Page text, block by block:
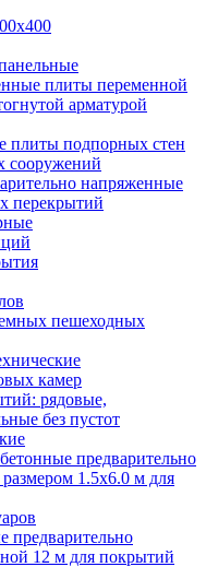
плиты переменной
арматурой
плиты подпорных стен
сооружений
напряженные
перекрытий
пешеходных
камер
рядовые,
без пустот
предварительно
1.5х6.0 м для
предварительно
12 м для покрытий